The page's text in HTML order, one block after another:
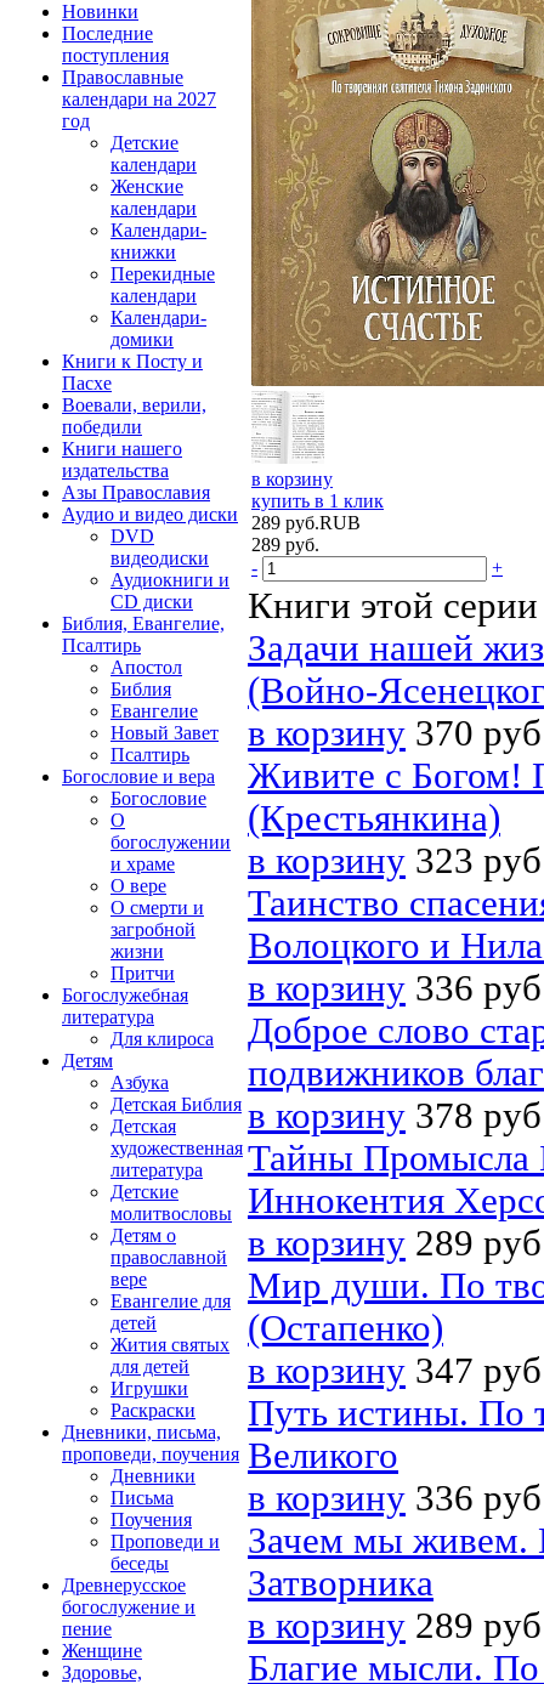
Новинки
Последние
поступления
Православные
календари на 2027
год
Детские
календари
Женские
календари
Календари-
книжки
Перекидные
календари
Календари-
домики
Книги к Посту и
Пасхе
Воевали, верили,
победили
Книги нашего
издательства
Азы Православия
Аудио и видео диски
DVD
видеодиски
Аудиокниги и
CD диски
Библия, Евангелие,
Псалтирь
Апостол
Библия
Евангелие
Новый Завет
Псалтирь
Богословие и вера
Богословие
О
богослужении
и храме
О вере
О смерти и
загробной
жизни
Притчи
Богослужебная
литература
Для клироса
Детям
Азбука
Детская Библия
Детская
художественная
литература
Детские
молитвословы
Детям о
православной
вере
Евангелие для
детей
Жития святых
для детей
Игрушки
Раскраски
Дневники, письма,
проповеди, поучения
Дневники
Письма
Поучения
Проповеди и
беседы
Древнерусское
богослужение и
пение
Женщине
Здоровье,
в корзину
купить в 1 клик
289 руб.RUB
289 руб.
-
+
Книги этой серии
Задачи нашей
(Войно-
в корзину 370
Живите с Богом!
(Крестьянкина)
в корзину 323
Таинство
Волоцкого и
в корзину 336
Доброе слово
подвижников
в корзину 378
Тайны Промысла
Иннокентия
в корзину 289
Мир души. По
(Остапенко)
в корзину 347
Путь истины. По
Великого
в корзину 336
Зачем мы живем.
Затворника
в корзину 289
Благие мысли.